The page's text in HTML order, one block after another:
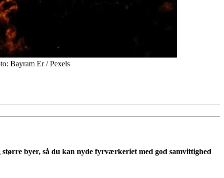
Bayram Er / Pexels
byer, så du kan nyde fyrværkeriet med god samvittighed